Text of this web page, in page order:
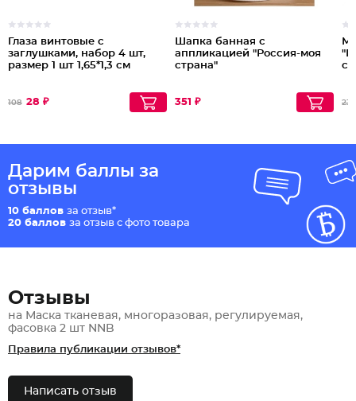
Глаза винтовые с
заглушками, набор 4 шт,
размер 1 шт 1,65*1,3 см
108 28 ₽
Шапка банная с
аппликацией "Россия-моя
страна"
351 ₽ 234
Дарим баллы за
отзывы
10 баллов за отзыв*
20 баллов за отзыв с фото товара
Отзывы
на Маска тканевая, многоразовая, регулируемая,
фасовка 2 шт NNB
Правила публикации отзывов*
Написать отзыв